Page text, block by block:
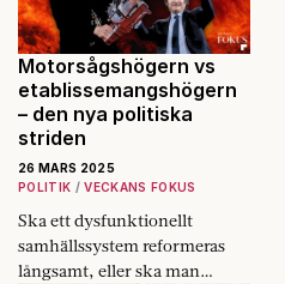
Motorsågshögern vs
etablissemangshögern
– den nya politiska
striden
26 MARS 2025
POLITIK
VECKANS FOKUS
Ska ett dysfunktionellt
samhällssystem reformeras
långsamt, eller ska man